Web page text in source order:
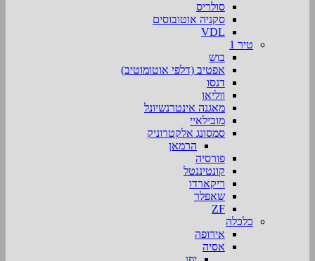
סולריס
סקניה אוטובוסים
VDL
טיר 1
בוש
אפטיב (דלפי אוטומוטיב)
דנסו
ווליאו
מאגנה אינטרנשיונל
מובילאיי
סמסונג אלקטרוניק
הרמאן
פורסיה
קונטיננטל
ריקארדו
שאפלר
ZF
כלכלה
אירופה
אסיה